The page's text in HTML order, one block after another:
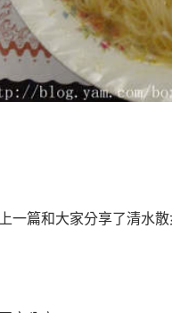
上一篇和大家分享了清水